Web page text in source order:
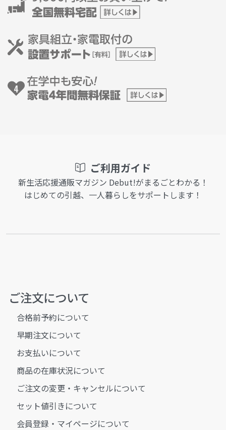
ご利用ガイド
新生活応援通販マガジン Debut!がまるごとわかる！
はじめての引越、一人暮らしをサポートします！
ご注文について
合格前予約について
早期注文について
お支払いについて
商品の在庫状況について
ご注文の変更・キャンセルについて
セット値引きについて
会員登録・マイページについて